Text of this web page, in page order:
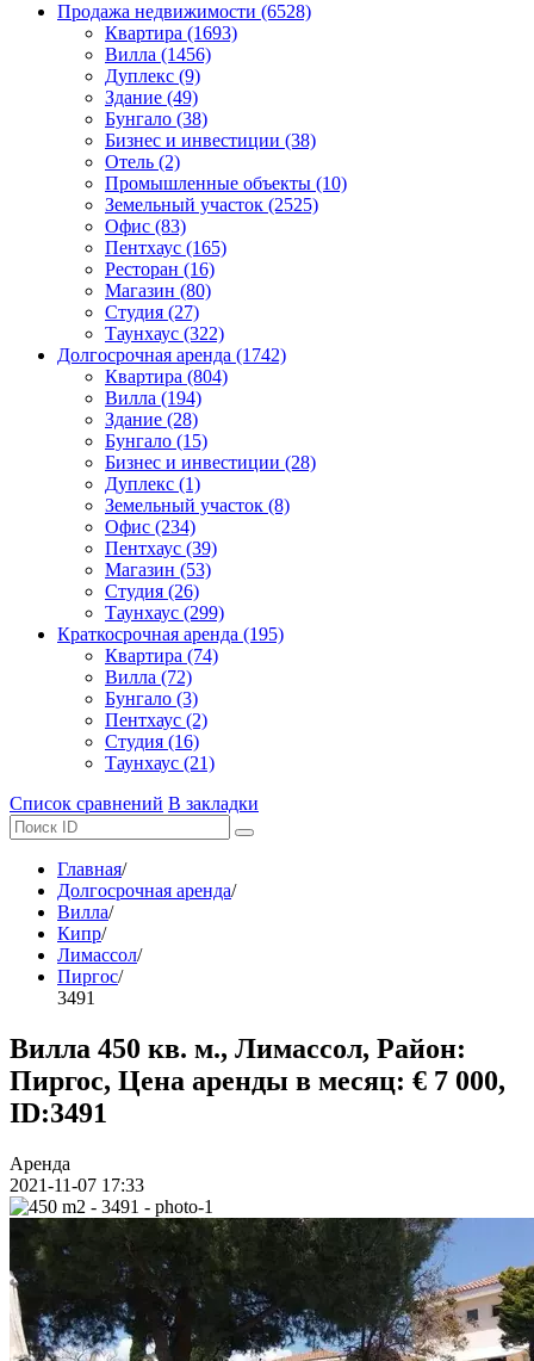
Продажа недвижимости (6528)
Квартира (1693)
Вилла (1456)
Дуплекс (9)
Здание (49)
Бунгало (38)
Бизнес и инвестиции (38)
Отель (2)
Промышленные объекты (10)
Земельный участок (2525)
Офис (83)
Пентхаус (165)
Ресторан (16)
Магазин (80)
Студия (27)
Таунхаус (322)
Долгосрочная аренда (1742)
Квартира (804)
Вилла (194)
Здание (28)
Бунгало (15)
Бизнес и инвестиции (28)
Дуплекс (1)
Земельный участок (8)
Офис (234)
Пентхаус (39)
Магазин (53)
Студия (26)
Таунхаус (299)
Краткосрочная аренда (195)
Квартира (74)
Вилла (72)
Бунгало (3)
Пентхаус (2)
Студия (16)
Таунхаус (21)
Список сравнений В закладки
Главная/
Долгосрочная аренда/
Вилла/
Кипр/
Лимассол/
Пиргос/
3491
Вилла 450 кв. м., Лимассол, Район:
Пиргос, Цена аренды в месяц: € 7 000,
ID:3491
Аренда
2021-11-07 17:33